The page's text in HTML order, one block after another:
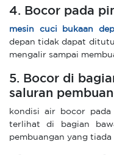
4. Bocor pada
mesin cuci bukaan
depan tidak dapat
mengalir sampai
5. Bocor di
saluran
kondisi air bocor pada
terlihat di bagian
pembuangan yang